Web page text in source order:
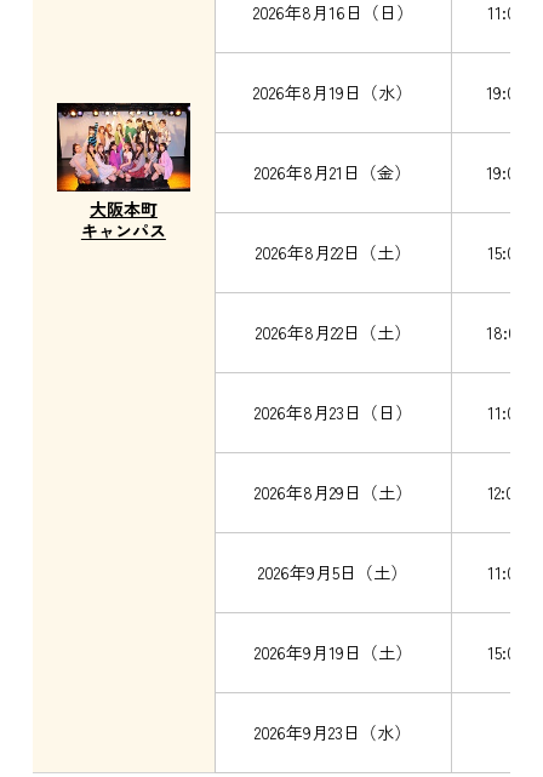
大阪本町
キャンパス
2026年8月16日（日） 11:00～
2026年8月19日（水） 19:00～
2026年8月21日（金） 19:00～
2026年8月22日（土） 15:00～
2026年8月22日（土） 18:00～
2026年8月23日（日） 11:00～
2026年8月29日（土） 12:00～
2026年9月5日（土） 11:00～
2026年9月19日（土） 15:00～
2026年9月23日（水）